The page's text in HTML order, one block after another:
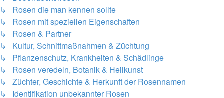
↳ Rosen die man kennen sollte
↳ Rosen mit speziellen Eigenschaften
↳ Rosen & Partner
↳ Kultur, Schnittmaßnahmen & Züchtung
↳ Pflanzenschutz, Krankheiten & Schädlinge
↳ Rosen veredeln, Botanik & Heilkunst
↳ Züchter, Geschichte & Herkunft der Rosennamen
↳ Identifikation unbekannter Rosen